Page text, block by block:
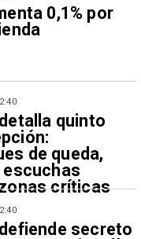
0,1% por
quinto
de queda,
críticas
secreto